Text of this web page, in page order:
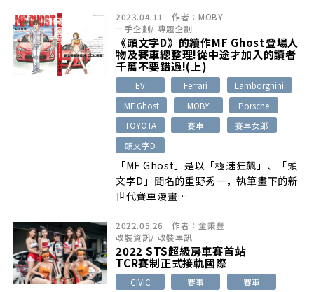
2023.04.11 作者： MOBY
一手企劃/ 專題企劃
《頭文字D》的續作MF Ghost登場人
物及賽車總整理!從中途才加入的讀者
千萬不要錯過!(上)
EV Ferrari
Lamborghini
MF Ghost
MOBY
Porsche
TOYOTA
賽車
賽車女郎
頭文字D
「MF Ghost」是以「極速狂飆」、「頭
文字D」聞名的重野秀一，執筆畫下的新
世代賽車漫畫…
2022.05.26 作者： 童秉豐
改裝資訊/ 改裝車訊
2022 STS超級房車賽首站
TCR賽制正式接軌國際
CIVIC 賽事 賽車